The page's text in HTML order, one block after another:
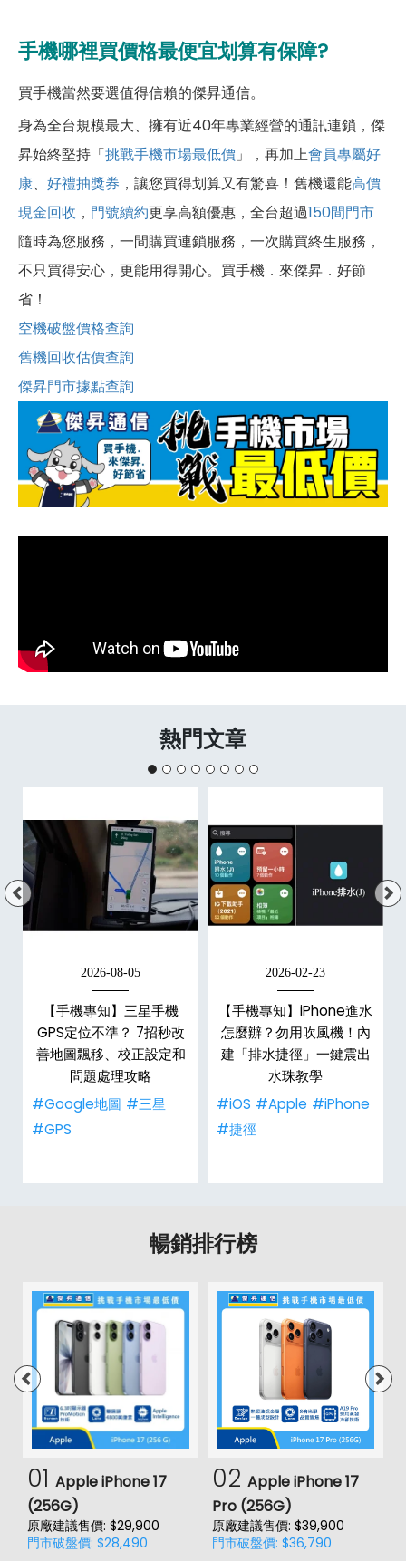
手機哪裡買價格最便宜划算有保障?
買手機當然要選值得信賴的傑昇通信。
身為全台規模最大、擁有近40年專業經營的通訊連鎖，傑
昇始終堅持「挑戰手機市場最低價 」，再加上會員專屬好
康、 好禮抽獎券 ，讓您買得划算又有驚喜！舊機還能高價
現金回收 ， 門號續約更享高額優惠，全台超過150間門市
隨時為您服務，一間購買連鎖服務，一次購買終生服務，
不只買得安心，更能用得開心。買手機．來傑昇．好節
省！
空機破盤價格查詢
舊機回收估價查詢
傑昇門市據點查詢
熱門文章
2026-08-05
【手機專知】三星手機
GPS定位不準？ 7招秒改
善地圖飄移、校正設定和
問題處理攻略
#Google地圖 #三星
#GPS
2026-02-23
【手機專知】iPhone進水
怎麼辦？勿用吹風機！內
建「排水捷徑」一鍵震出
水珠教學
#iOS #Apple #iPhone
#捷徑
暢銷排行榜
01 Apple iPhone 17
(256G)
原廠建議售價: $29,900
門市破盤價: $28,490
02 Apple iPhone 17
Pro (256G)
原廠建議售價: $39,900
門市破盤價: $36,790